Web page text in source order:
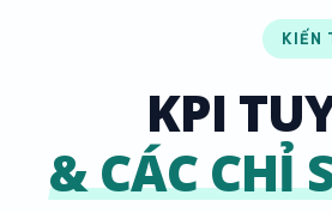
KIẾN
KPI
& CÁC CHỈ